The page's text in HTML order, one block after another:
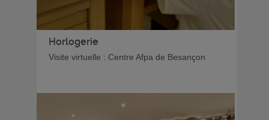
Horlogerie
Visite virtuelle : Centre Afpa de Besançon